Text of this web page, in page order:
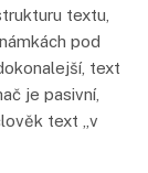
textu,
pod
text
je pasivní,
text „v